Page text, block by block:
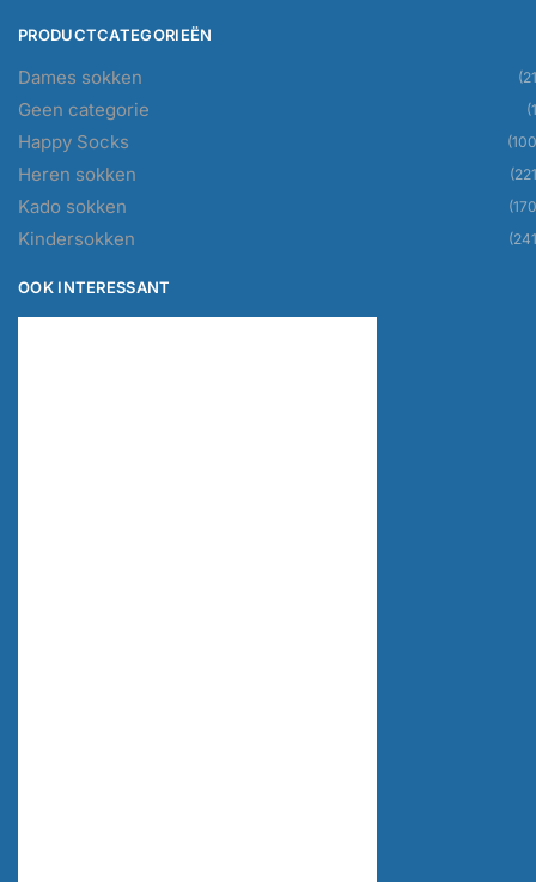
PRODUCTCATEGORIEËN
Dames sokken
Geen categorie
Happy Socks
Heren sokken
Kado sokken
Kindersokken
OOK INTERESSANT